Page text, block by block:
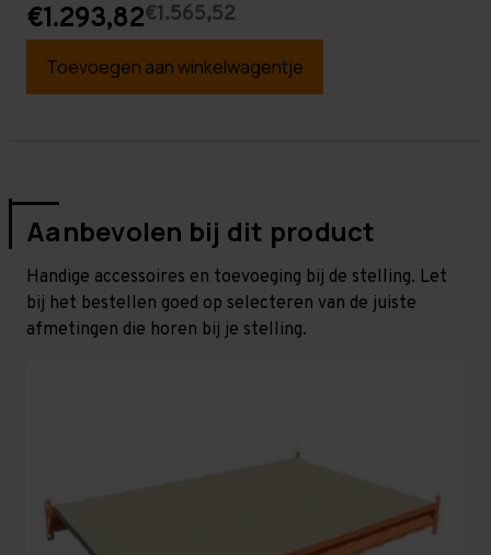
€1.293,82€1.565,52
Toevoegen aan winkelwagentje
Aanbevolen bij dit product
Handige accessoires en toevoeging bij de stelling. Let
bij het bestellen goed op selecteren van de juiste
afmetingen die horen bij je stelling.